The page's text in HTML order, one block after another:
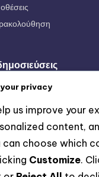
Τεχνητά Παπούτσια:
Εδάφους: Πρόσφυση,
Ground Cleats:
Έλεγχος
privacy
us improve your
content,
can choose which
Customize.